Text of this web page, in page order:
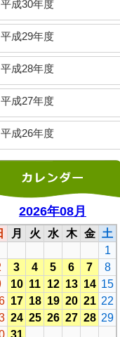
平成30年度
平成29年度
平成28年度
平成27年度
平成26年度